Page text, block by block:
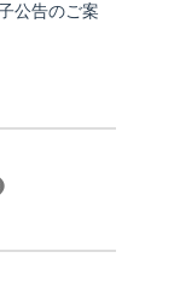
公告のご案